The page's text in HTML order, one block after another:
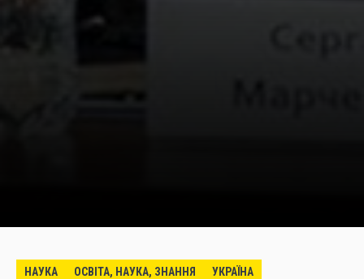
НАУКА ОСВІТА, НАУКА, ЗНАННЯ
УКРАЇНА